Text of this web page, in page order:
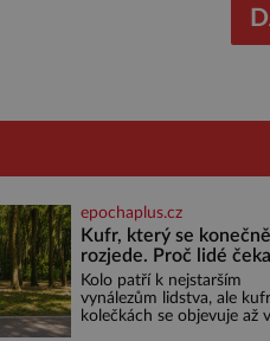
epochaplus.cz
Kufr, který se konečně
rozjede. Proč lidé
na kolečka téměř pět
let?
Kolo patří k nejstarším
vynálezům lidstva, ale
kolečkách se objevuje až